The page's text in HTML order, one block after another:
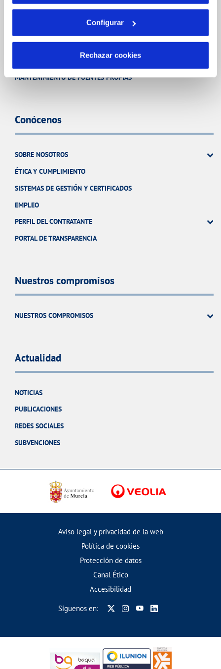
Configurar
Rechazar cookies
RED URBANA DE RIEGO
MANTENIMIENTO DE FUENTES PROPIAS
Conócenos
SOBRE NOSOTROS
ÉTICA Y CUMPLIMIENTO
SISTEMAS DE GESTIÓN Y CERTIFICADOS
EMPLEO
PERFIL DEL CONTRATANTE
PORTAL DE TRANSPARENCIA
Nuestros compromisos
NUESTROS COMPROMISOS
Actualidad
NOTICIAS
PUBLICACIONES
REDES SOCIALES
SUBVENCIONES
Aviso legal y privacidad de la web
Política de cookies
Protección de datos
Canal Ético
Accesibilidad
Síguenos en: